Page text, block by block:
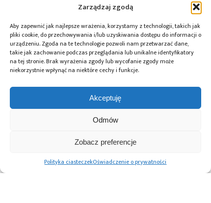
Zarządzaj zgodą
Aby zapewnić jak najlepsze wrażenia, korzystamy z technologii, takich jak
pliki cookie, do przechowywania i/lub uzyskiwania dostępu do informacji o
urządzeniu. Zgoda na te technologie pozwoli nam przetwarzać dane,
takie jak zachowanie podczas przeglądania lub unikalne identyfikatory
na tej stronie. Brak wyrażenia zgody lub wycofanie zgody może
niekorzystnie wpłynąć na niektóre cechy i funkcje.
Akceptuję
Odmów
Zobacz preferencje
Polityka ciasteczekOświadczenie o prywatności
teleskop SOP200
Przeczytaj również:
Scanway chwali
kwartałem i 2-
wzrostem
partnera z Korei
Południowej